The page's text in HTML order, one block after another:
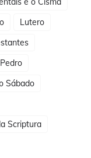
Lutero
Sábado
Scriptura